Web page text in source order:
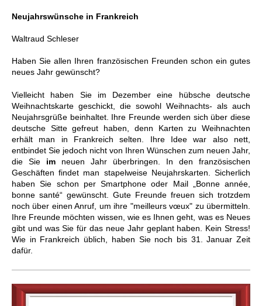
Neujahrswünsche in Frankreich
Waltraud Schleser
Haben Sie allen Ihren französischen Freunden schon ein gutes
neues Jahr gewünscht?
Vielleicht haben Sie im Dezember eine hübsche deutsche
Weihnachtskarte geschickt, die sowohl Weihnachts- als auch
Neujahrsgrüße beinhaltet. Ihre Freunde werden sich über diese
deutsche Sitte gefreut haben, denn Karten zu Weihnachten
erhält man in Frankreich selten. Ihre Idee war also nett,
entbindet Sie jedoch nicht von Ihren Wünschen zum neuen Jahr,
die Sie im neuen Jahr überbringen. In den französischen
Geschäften findet man stapelweise Neujahrskarten. Sicherlich
haben Sie schon per Smartphone oder Mail „Bonne année,
bonne santé“ gewünscht. Gute Freunde freuen sich trotzdem
noch über einen Anruf, um ihre "meilleurs vœux" zu übermitteln.
Ihre Freunde möchten wissen, wie es Ihnen geht, was es Neues
gibt und was Sie für das neue Jahr geplant haben. Kein Stress!
Wie in Frankreich üblich, haben Sie noch bis 31. Januar Zeit
dafür.